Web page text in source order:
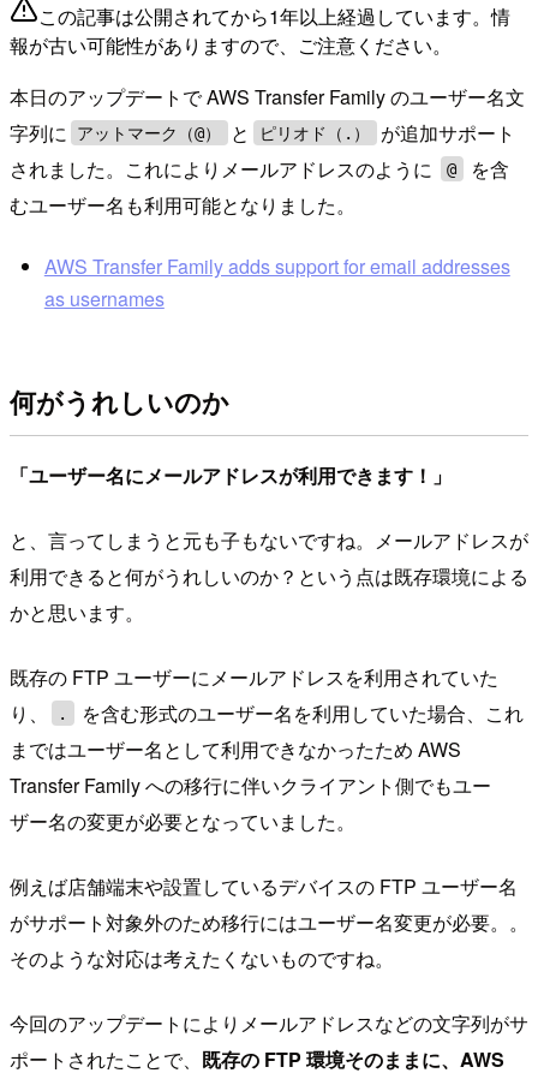
この記事は公開されてから1年以上経過しています。情
報が古い可能性がありますので、ご注意ください。
本日のアップデートで AWS Transfer Family のユーザー名文
字列に
アットマーク（@） と ピリオド（.）
が追加サポート
されました。これによりメールアドレスのように
@
を含
むユーザー名も利用可能となりました。
AWS Transfer Family adds support for email addresses
as usernames
何がうれしいのか
「ユーザー名にメールアドレスが利用できます！」
と、言ってしまうと元も子もないですね。メールアドレスが
利用できると何がうれしいのか？という点は既存環境による
かと思います。
既存の FTP ユーザーにメールアドレスを利用されていた
り、
.
を含む形式のユーザー名を利用していた場合、これ
まではユーザー名として利用できなかったため AWS
Transfer Family への移行に伴いクライアント側でもユー
ザー名の変更が必要となっていました。
例えば店舗端末や設置しているデバイスの FTP ユーザー名
がサポート対象外のため移行にはユーザー名変更が必要。。
そのような対応は考えたくないものですね。
今回のアップデートによりメールアドレスなどの文字列がサ
ポートされたことで、 既存の FTP 環境そのままに、AWS